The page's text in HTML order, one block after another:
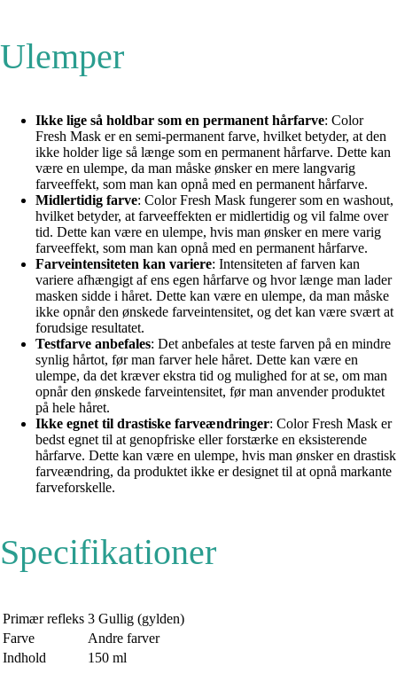
Ulemper
Ikke lige så holdbar som en permanent hårfarve: Color
Fresh Mask er en semi-permanent farve, hvilket betyder, at den
ikke holder lige så længe som en permanent hårfarve. Dette kan
være en ulempe, da man måske ønsker en mere langvarig
farveeffekt, som man kan opnå med en permanent hårfarve.
Midlertidig farve: Color Fresh Mask fungerer som en washout,
hvilket betyder, at farveeffekten er midlertidig og vil falme over
tid. Dette kan være en ulempe, hvis man ønsker en mere varig
farveeffekt, som man kan opnå med en permanent hårfarve.
Farveintensiteten kan variere: Intensiteten af farven kan
variere afhængigt af ens egen hårfarve og hvor længe man lader
masken sidde i håret. Dette kan være en ulempe, da man måske
ikke opnår den ønskede farveintensitet, og det kan være svært at
forudsige resultatet.
Testfarve anbefales: Det anbefales at teste farven på en mindre
synlig hårtot, før man farver hele håret. Dette kan være en
ulempe, da det kræver ekstra tid og mulighed for at se, om man
opnår den ønskede farveintensitet, før man anvender produktet
på hele håret.
Ikke egnet til drastiske farveændringer: Color Fresh Mask er
bedst egnet til at genopfriske eller forstærke en eksisterende
hårfarve. Dette kan være en ulempe, hvis man ønsker en drastisk
farveændring, da produktet ikke er designet til at opnå markante
farveforskelle.
Specifikationer
Primær refleks 3 Gullig (gylden)
Farve
Andre farver
Indhold
150 ml